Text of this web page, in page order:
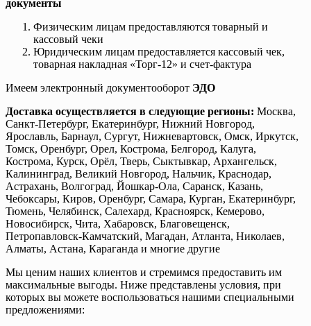
документы
Физическим лицам предоставляются товарный и
кассовый чеки
Юридическим лицам предоставляется кассовый чек,
товарная накладная «Торг-12» и счет-фактура
Имеем электронный документооборот ЭДО
Доставка осуществляется в следующие регионы: Москва,
Санкт-Петербург, Екатеринбург, Нижний Новгород,
Ярославль, Барнаул, Сургут, Нижневартовск, Омск, Иркутск,
Томск, Оренбург, Орел, Кострома, Белгород, Калуга,
Кострома, Курск, Орёл, Тверь, Сыктывкар, Архангельск,
Калининград, Великий Новгород, Нальчик, Краснодар,
Астрахань, Волгоград, Йошкар-Ола, Саранск, Казань,
Чебоксары, Киров, Оренбург, Самара, Курган, Екатеринбург,
Тюмень, Челябинск, Салехард, Красноярск, Кемерово,
Новосибирск, Чита, Хабаровск, Благовещенск,
Петропавловск-Камчатский, Магадан, Атланта, Николаев,
Алматы, Астана, Караганда и многие другие
Мы ценим наших клиентов и стремимся предоставить им
максимальные выгоды. Ниже представлены условия, при
которых вы можете воспользоваться нашими специальными
предложениями: